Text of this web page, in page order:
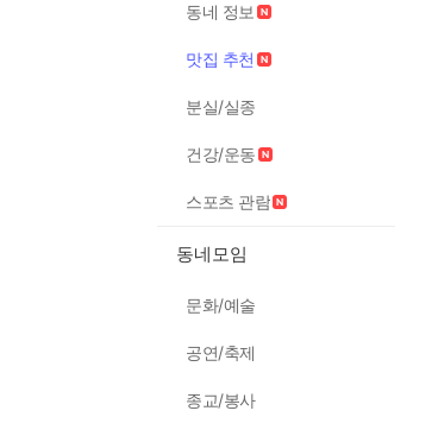
동네 정보
맛집 추천
분실/실종
건강/운동
스포츠 관람
동네모임
문화/예술
공연/축제
종교/봉사